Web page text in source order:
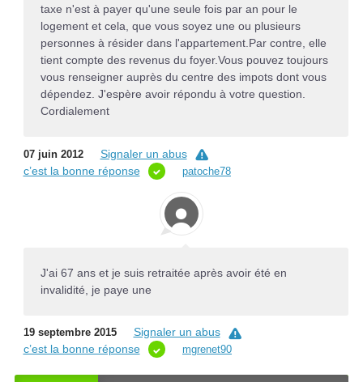
taxe n'est à payer qu'une seule fois par an pour le
logement et cela, que vous soyez une ou plusieurs
personnes à résider dans l'appartement.Par contre, elle
tient compte des revenus du foyer.Vous pouvez toujours
vous renseigner auprès du centre des impots dont vous
dépendez. J'espère avoir répondu à votre question.
Cordialement
07 juin 2012
Signaler un abus
c’est la bonne réponse
patoche78
J'ai 67 ans et je suis retraitée après avoir été en
invalidité, je paye une
19 septembre 2015
Signaler un abus
c’est la bonne réponse
mgrenet90